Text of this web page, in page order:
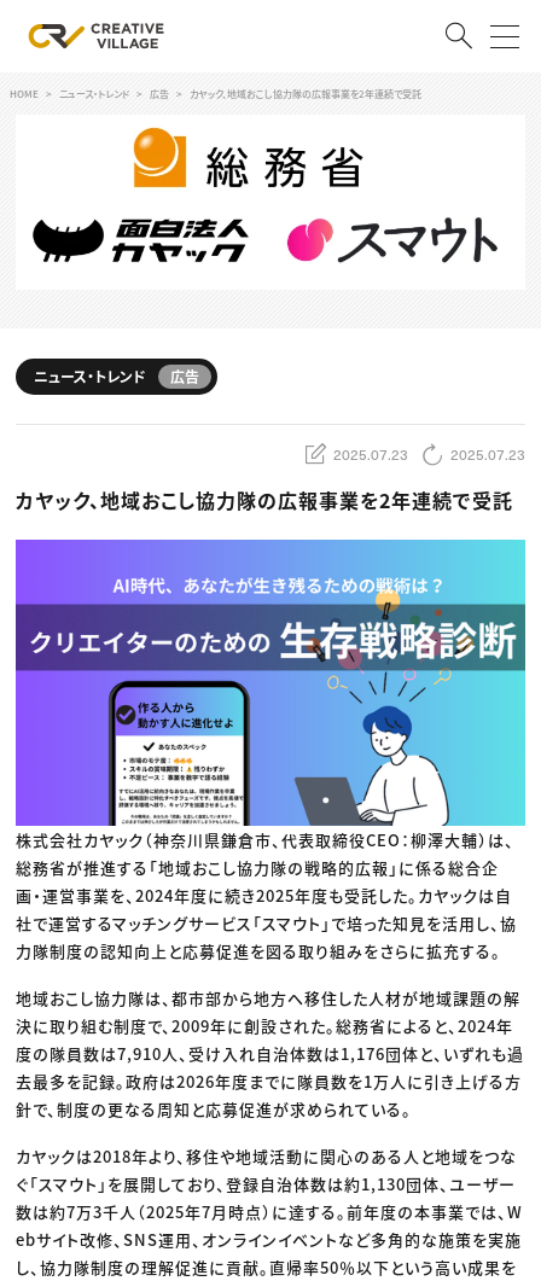
ログイン 会員登録
RECRUIT
特集求人
採用説明会
転職支援サービス
CONTENTS
スキルアップしたい！ トップ
デザイン
動画配信・映像制作
マーケティング
ディレクション
お役立ち基礎知識
TOP Creator’s コラム
TOP Creator’s コラム トップ
アプリクリエイター
ゲームクリエイター
映像クリエイター
マーケッター
クリエイターインタビュー
C＆R Magazine
ニュース・トレンド
ニュース・トレンド トップ
ゲーム・エンタメ
CREATIVE VILLAGEからのお知らせ
プロフェッショナル×つながる×メディア
HOME ニュース・トレンド 広告 カヤック、地域おこし協力隊の広報事業を2年連続で受託
ニュース・トレンド 広告
2025.07.23 2025.07.23
カヤック、地域おこし協力隊の広報事業を2年連続で受託
株式会社カヤック（神奈川県鎌倉市、代表取締役CEO：柳澤大輔）は、
総務省が推進する「地域おこし協力隊の戦略的広報」に係る総合企
画・運営事業を、2024年度に続き2025年度も受託した。カヤックは自
社で運営するマッチングサービス「スマウト」で培った知見を活用し、協
力隊制度の認知向上と応募促進を図る取り組みをさらに拡充する。
地域おこし協力隊は、都市部から地方へ移住した人材が地域課題の解
決に取り組む制度で、2009年に創設された。総務省によると、2024年
度の隊員数は7,910人、受け入れ自治体数は1,176団体と、いずれも過
去最多を記録。政府は2026年度までに隊員数を1万人に引き上げる方
針で、制度の更なる周知と応募促進が求められている。
カヤックは2018年より、移住や地域活動に関心のある人と地域をつな
ぐ「スマウト」を展開しており、登録自治体数は約1,130団体、ユーザー
数は約7万3千人（2025年7月時点）に達する。前年度の本事業では、W
ebサイト改修、SNS運用、オンラインイベントなど多角的な施策を実施
し、協力隊制度の理解促進に貢献。直帰率50％以下という高い成果を